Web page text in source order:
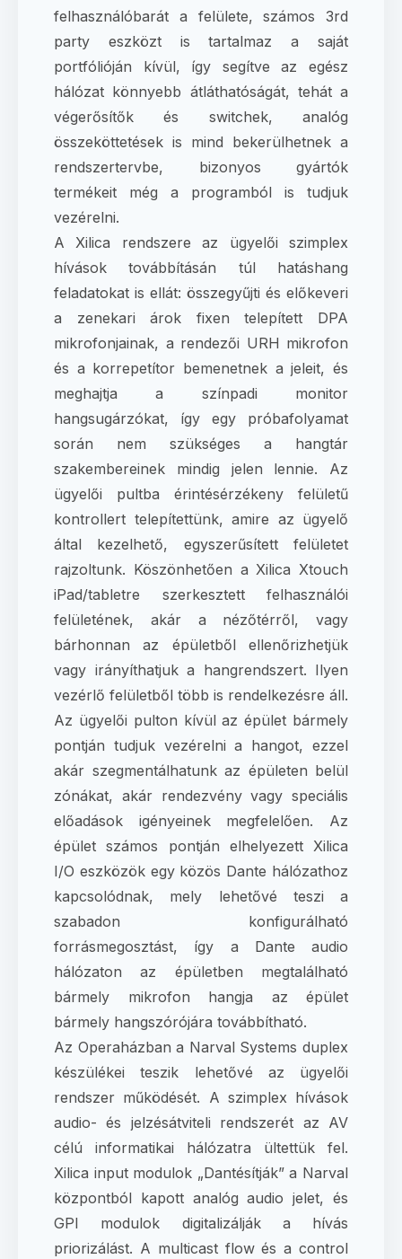
felhasználóbarát a felülete, számos 3rd
party eszközt is tartalmaz a saját
portfólióján kívül, így segítve az egész
hálózat könnyebb átláthatóságát, tehát a
végerősítők és switchek, analóg
összeköttetések is mind bekerülhetnek a
rendszertervbe, bizonyos gyártók
termékeit még a programból is tudjuk
vezérelni.
A Xilica rendszere az ügyelői szimplex
hívások továbbításán túl hatáshang
feladatokat is ellát: összegyűjti és előkeveri
a zenekari árok fixen telepített DPA
mikrofonjainak, a rendezői URH mikrofon
és a korrepetítor bemenetnek a jeleit, és
meghajtja a színpadi monitor
hangsugárzókat, így egy próbafolyamat
során nem szükséges a hangtár
szakembereinek mindig jelen lennie. Az
ügyelői pultba érintésérzékeny felületű
kontrollert telepítettünk, amire az ügyelő
által kezelhető, egyszerűsített felületet
rajzoltunk. Köszönhetően a Xilica Xtouch
iPad/tabletre szerkesztett felhasználói
felületének, akár a nézőtérről, vagy
bárhonnan az épületből ellenőrizhetjük
vagy irányíthatjuk a hangrendszert. Ilyen
vezérlő felületből több is rendelkezésre áll.
Az ügyelői pulton kívül az épület bármely
pontján tudjuk vezérelni a hangot, ezzel
akár szegmentálhatunk az épületen belül
zónákat, akár rendezvény vagy speciális
előadások igényeinek megfelelően. Az
épület számos pontján elhelyezett Xilica
I/O eszközök egy közös Dante hálózathoz
kapcsolódnak, mely lehetővé teszi a
szabadon konfigurálható
forrásmegosztást, így a Dante audio
hálózaton az épületben megtalálható
bármely mikrofon hangja az épület
bármely hangszórójára továbbítható.
Az Operaházban a Narval Systems duplex
készülékei teszik lehetővé az ügyelői
rendszer működését. A szimplex hívások
audio- és jelzésátviteli rendszerét az AV
célú informatikai hálózatra ültettük fel.
Xilica input modulok „Dantésítják” a Narval
központból kapott analóg audio jelet, és
GPI modulok digitalizálják a hívás
priorizálást. A multicast flow és a control